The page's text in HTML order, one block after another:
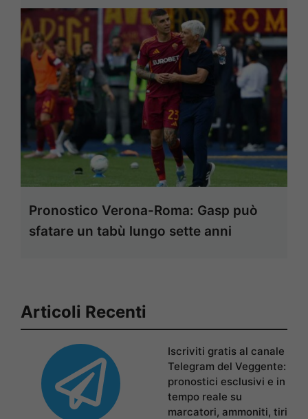
Pronostico Verona-Roma: Gasp può
sfatare un tabù lungo sette anni
Articoli Recenti
Iscriviti gratis al canale
Telegram del Veggente:
pronostici esclusivi e in
tempo reale su
marcatori, ammoniti, tiri